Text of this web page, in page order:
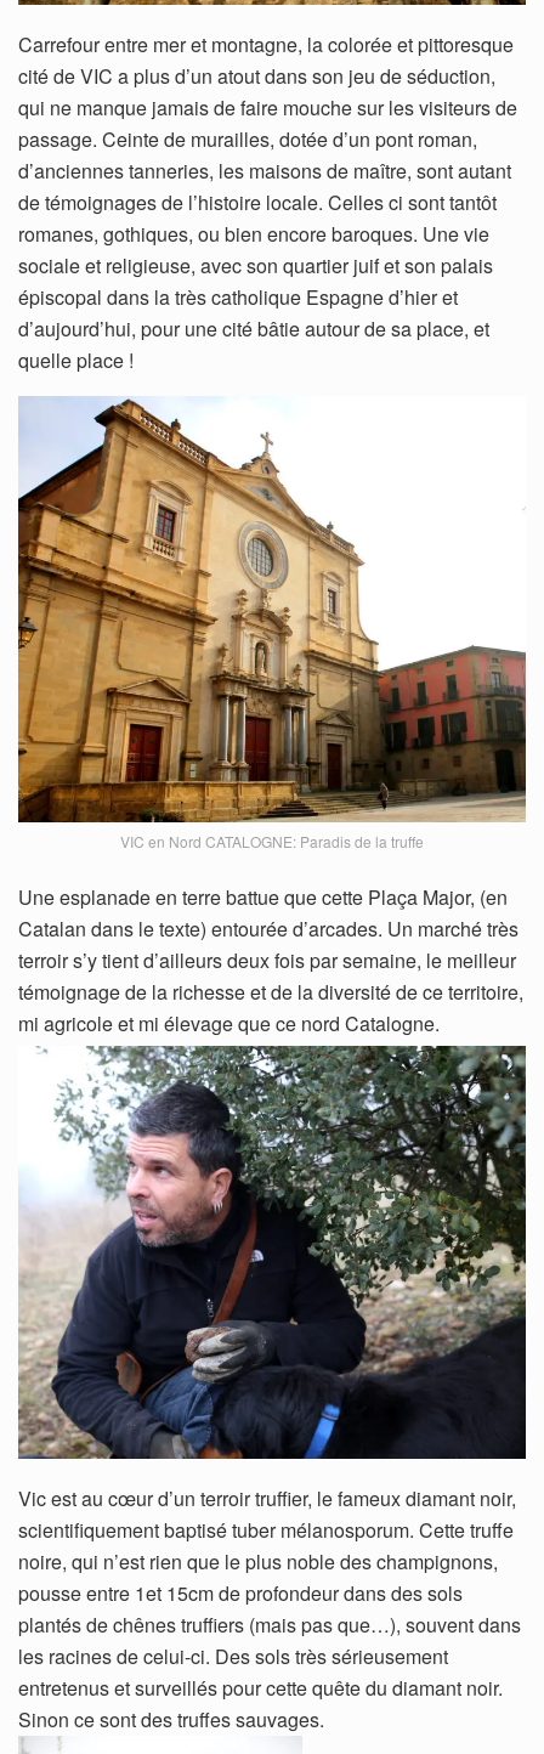
Carrefour entre mer et montagne, la colorée et pittoresque
cité de VIC a plus d’un atout dans son jeu de séduction,
qui ne manque jamais de faire mouche sur les visiteurs de
passage. Ceinte de murailles, dotée d’un pont roman,
d’anciennes tanneries, les maisons de maître, sont autant
de témoignages de l’histoire locale. Celles ci sont tantôt
romanes, gothiques, ou bien encore baroques. Une vie
sociale et religieuse, avec son quartier juif et son palais
épiscopal dans la très catholique Espagne d’hier et
d’aujourd’hui, pour une cité bâtie autour de sa place, et
quelle place !
VIC en Nord CATALOGNE: Paradis de la truffe
Une esplanade en terre battue que cette Plaça Major, (en
Catalan dans le texte) entourée d’arcades. Un marché très
terroir s’y tient d’ailleurs deux fois par semaine, le meilleur
témoignage de la richesse et de la diversité de ce territoire,
mi agricole et mi élevage que ce nord Catalogne.
Vic est au cœur d’un terroir truffier, le fameux diamant noir,
scientifiquement baptisé tuber mélanosporum. Cette truffe
noire, qui n’est rien que le plus noble des champignons,
pousse entre 1et 15cm de profondeur dans des sols
plantés de chênes truffiers (mais pas que…), souvent dans
les racines de celui-ci. Des sols très sérieusement
entretenus et surveillés pour cette quête du diamant noir.
Sinon ce sont des truffes sauvages.